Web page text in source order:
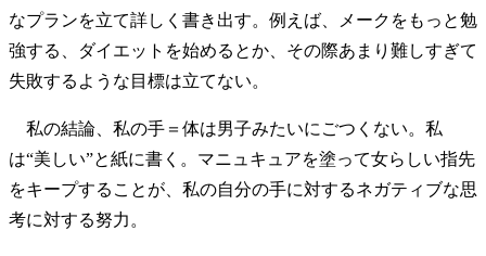
なプランを立て詳しく書き出す。例えば、メークをもっと勉
強する、ダイエットを始めるとか、その際あまり難しすぎて
失敗するような目標は立てない。
私の結論、私の手＝体は男子みたいにごつくない。私
は“美しい”と紙に書く。マニュキュアを塗って女らしい指先
をキープすることが、私の自分の手に対するネガティブな思
考に対する努力。